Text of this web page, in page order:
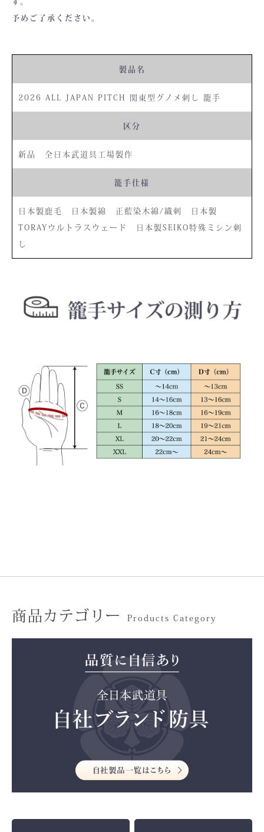
お買い物を続ける
予めご了承ください。
製品名
2026 ALL JAPAN PITCH 関東型グノメ刺し 籠手
区分
新品 全日本武道具工場製作
籠手仕様
日本製鹿毛 日本製綿 正藍染木綿/織刺 日本製
TORAYウルトラスウェード 日本製SEIKO特殊ミシン刺
し
商品カテゴリー Products Category